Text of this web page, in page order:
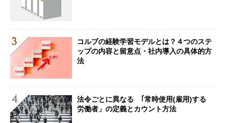
コルブの経験学習モデルとは？４つのステ
ップの内容と留意点・社内導入の具体的方
法
法令ごとに異なる ｢常時使用(雇用)する
労働者」の定義とカウント方法